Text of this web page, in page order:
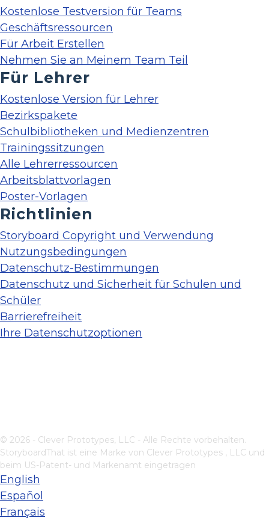
Kostenlose Testversion für Teams
Geschäftsressourcen
Für Arbeit Erstellen
Nehmen Sie an Meinem Team Teil
Für Lehrer
Kostenlose Version für Lehrer
Bezirkspakete
Schulbibliotheken und Medienzentren
Trainingssitzungen
Alle Lehrerressourcen
Arbeitsblattvorlagen
Poster-Vorlagen
Richtlinien
Storyboard Copyright und Verwendung
Nutzungsbedingungen
Datenschutz-Bestimmungen
Datenschutz und Sicherheit für Schulen und
Schüler
Barrierefreiheit
Ihre Datenschutzoptionen
© 2026 - Clever Prototypes, LLC - Alle Rechte vorbehalten.
StoryboardThat ist eine Marke von Clever Prototypes , LLC und
beim US-Patent- und Markenamt eingetragen
English
Español
Français